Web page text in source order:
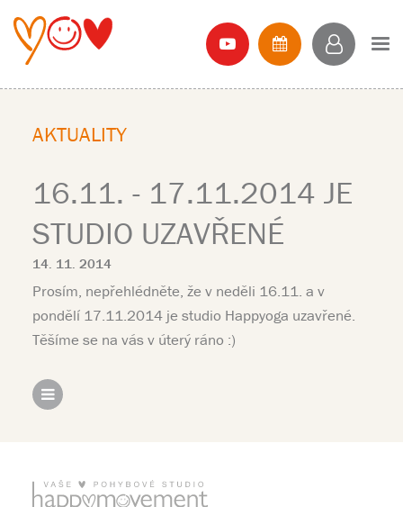
AKTUALITY
16.11. - 17.11.2014 JE
STUDIO UZAVŘENÉ
14. 11. 2014
Prosím, nepřehlédněte, že v neděli 16.11. a v
pondělí 17.11.2014 je studio Happyoga uzavřené.
Těšíme se na vás v úterý ráno :)